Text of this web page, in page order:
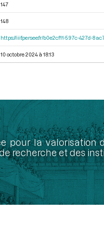
147
148
https://iiif.persee.fr/b0e2cf11-597c-427d-
10 octobre 2024 à 18:13
pour la
recherche et des